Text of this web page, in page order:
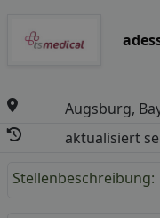
Augsburg,
aktualisiert
Stellenbeschreibung: